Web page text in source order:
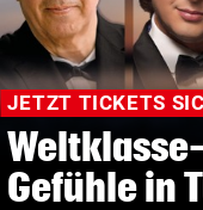
JETZT TICKETS
Gefühle in